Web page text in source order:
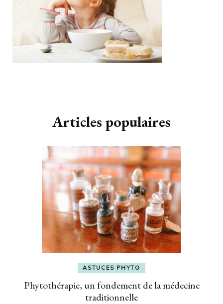
d'articleArticles populaires
ASTUCES PHYTO
Phytothérapie, un fondement de la médecine
traditionnelle